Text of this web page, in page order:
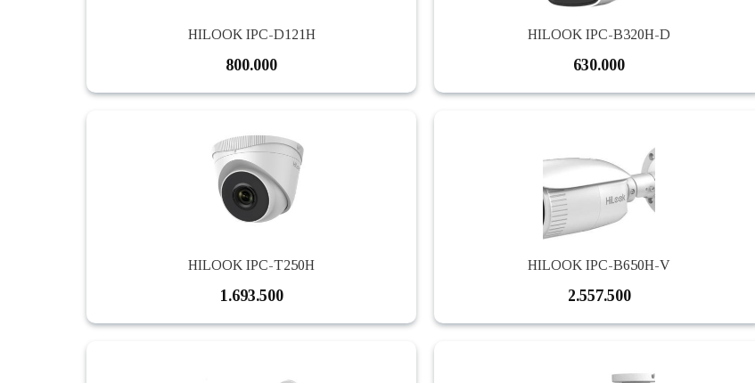
HILOOK IPC-D121H
800.000
HILOOK IPC-B320H-D
630.000
HILOOK IPC-T250H
1.693.500
HILOOK IPC-B650H-V
2.557.500